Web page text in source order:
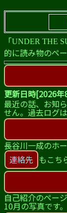
「UNDER THE
的に読み物のペ
更新日時[2026
最近の話、お知
せん。過去ログは
長谷川一成のホ
連絡先 もこち
自己紹介のペー
10月の写真です。